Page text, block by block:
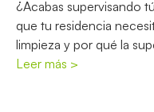
¿Acabas supervisando
que tu residencia
limpieza y por qué la
Leer más >